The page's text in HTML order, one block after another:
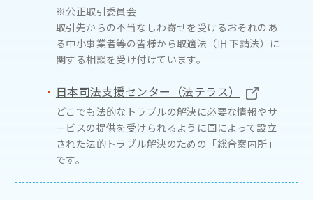
※公正取引委員会
取引先からの不当なしわ寄せを受けるおそれのあ
る中小事業者等の皆様から取適法（旧 下請法）に
関する相談を受け付けています。
日本司法支援センター（法テラス）
どこでも法的なトラブルの解決に必要な情報やサ
ービスの提供を受けられるように国によって設立
された法的トラブル解決のための「総合案内所」
です。